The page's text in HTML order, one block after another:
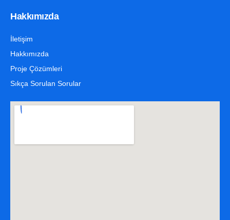
Hakkımızda
İletişim
Hakkımızda
Proje Çözümleri
Sıkça Sorulan Sorular